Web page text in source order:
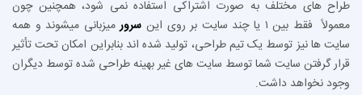
طراح های مختلف به صورت اشتراکی استفاده نمی شود، همچنین چون
معمولاً فقط بین ۱ یا چند سایت بر روی این
سرورمیزبانی میشوند و همه
سایت ها نیز توسط یک تیم طراحی، تولید شده اند بنابراین امکان تحت تأثیر
قرار گرفتن سایت شما توسط سایت های غیر بهینه طراحی شده توسط دیگران
وجود نخواهد داشت.